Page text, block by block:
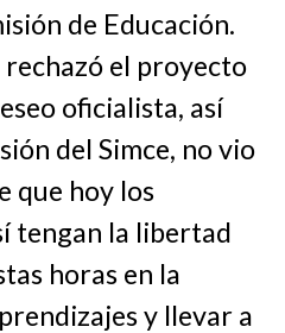
de Educación.
rechazó el proyecto
oficialista, así
del Simce, no vio
que hoy los
tengan la libertad
horas en la
y llevar a